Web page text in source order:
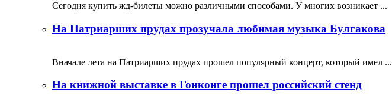
Сегодня купить жд-билеты можно различными способами. У многих возникает ...
На Патриарших прудах прозучала любимая музыка Булгакова
Вначале лета на Патриарших прудах прошел популярный концерт, который имел ...
На книжной выставке в Гонконге прошел российский стенд